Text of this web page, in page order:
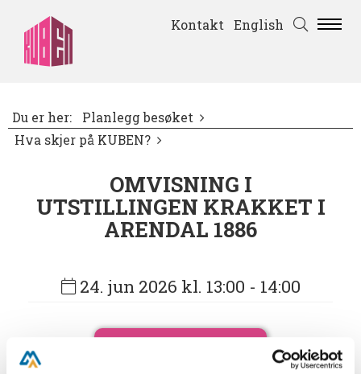
Kontakt English
Du er her:
Planlegg besøket
Hva skjer på KUBEN?
OMVISNING I
UTSTILLINGEN KRAKKET I
ARENDAL 1886
24. jun 2026 kl. 13:00 - 14:00